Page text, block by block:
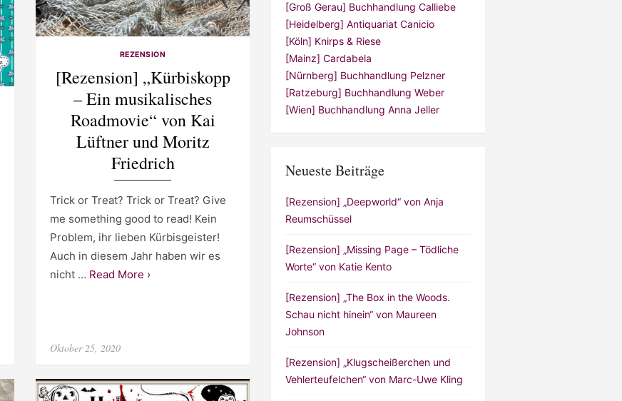
REZENSION
[Rezension] „Kürbiskopp
– Ein musikalisches
Roadmovie“ von Kai
Lüftner und Moritz
Friedrich
Trick or Treat? Trick or Treat? Give
me something good to read! Kein
Problem, ihr lieben Kürbisgeister!
Auch in diesem Jahr haben wir es
nicht … Read More ›
Posted
Oktober 25, 2020
[Groß Gerau] Buchhandlung Calliebe
[Heidelberg] Antiquariat Canicio
[Köln] Knirps & Riese
[Mainz] Cardabela
[Nürnberg] Buchhandlung Pelzner
[Ratzeburg] Buchhandlung Weber
[Wien] Buchhandlung Anna Jeller
Neueste Beiträge
[Rezension] „Deepworld“ von Anja
Reumschüssel
[Rezension] „Missing Page – Tödliche
Worte“ von Katie Kento
[Rezension] „The Box in the Woods.
Schau nicht hinein“ von Maureen
Johnson
[Rezension] „Klugscheißerchen und
Vehlerteufelchen“ von Marc-Uwe Kling